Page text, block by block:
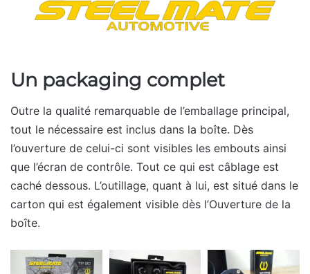
Un packaging complet
Outre la qualité remarquable de l’emballage principal,
tout le nécessaire est inclus dans la boîte. Dès
l’ouverture de celui-ci sont visibles les embouts ainsi
que l’écran de contrôle. Tout ce qui est câblage est
caché dessous. L’outillage, quant à lui, est situé dans le
carton qui est également visible dès l’Ouverture de la
boîte.